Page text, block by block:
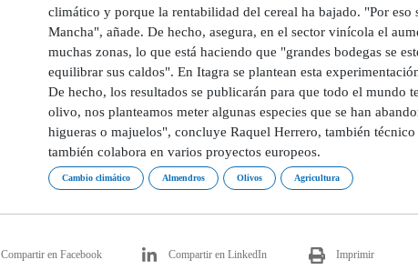
climático y porque la rentabilidad del cereal ha bajado. "Por eso
Mancha", añade. De hecho, asegura, en el sector vinícola el
muchas zonas, lo que está haciendo que "grandes bodegas se
equilibrar sus caldos". En Itagra se plantean esta
De hecho, los resultados se publicarán para que todo el mundo
olivo, nos planteamos meter algunas especies que se han
higueras o majuelos", concluye Raquel Herrero, también
también colabora en varios proyectos europeos.
Cambio climático Almendros Olivos Agricultura
Compartir en Facebook Compartir en LinkedIn Imprimir